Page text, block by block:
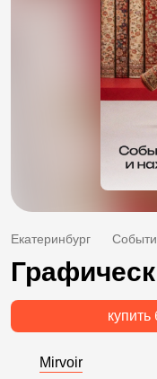
Екатеринбург
купить
Mirvoir